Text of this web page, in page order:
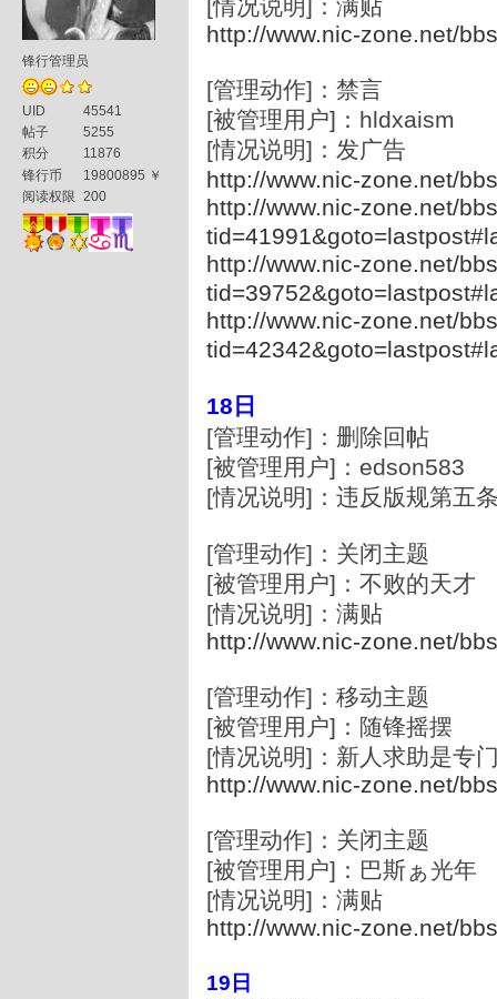
锋行管理员
UID
45541
帖子
5255
积分
11876
锋行币
19800895 ￥
阅读权限
200
[情况说明]：满贴
http://www.nic-zone.net/
[管理动作]：禁言
[被管理用户]：hldxaism
[情况说明]：发广告
http://www.nic-zone.net/
http://www.nic-zone.net/
http://www.nic-zone.net/
http://www.nic-zone.net/
18日
[管理动作]：删除回帖
[被管理用户]：edson583
[情况说明]：违反版规第五
[管理动作]：关闭主题
[被管理用户]：不败的天才
[情况说明]：满贴
http://www.nic-zone.net/
[管理动作]：移动主题
[被管理用户]：随锋摇摆
[情况说明]：新人求助是专
http://www.nic-zone.net/
[管理动作]：关闭主题
[被管理用户]：巴斯ぁ光年
[情况说明]：满贴
http://www.nic-zone.net/
19日